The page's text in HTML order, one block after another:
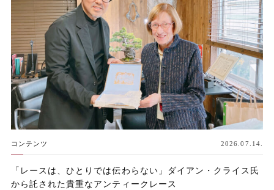
コンテンツ 2026.07.14.
「レースは、ひとりでは伝わらない」ダイアン・クライス氏
から託された貴重なアンティークレース